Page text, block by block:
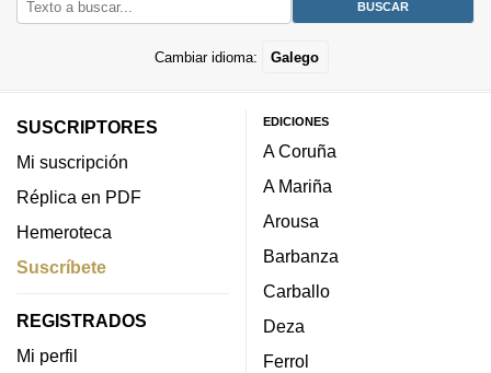
Cambiar idioma: Galego
SUSCRIPTORES
Mi suscripción
Réplica en PDF
Hemeroteca
Suscríbete
REGISTRADOS
Mi perfil
EDICIONES
A Coruña
A Mariña
Arousa
Barbanza
Carballo
Deza
Ferrol